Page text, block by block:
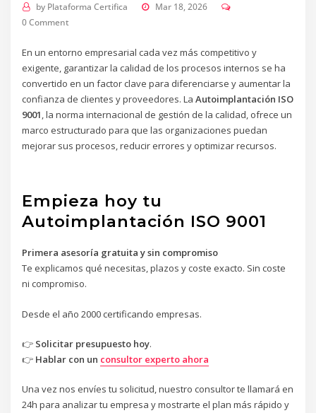
by Plataforma Certifica
Mar 18, 2026
0 Comment
En un entorno empresarial cada vez más competitivo y
exigente, garantizar la calidad de los procesos internos se ha
convertido en un factor clave para diferenciarse y aumentar la
confianza de clientes y proveedores. LaAutoimplantación ISO
9001, la norma internacional de gestión de la calidad, ofrece un
marco estructurado para que las organizaciones puedan
mejorar sus procesos, reducir errores y optimizar recursos.
Empieza hoy tu
Autoimplantación ISO 9001
Primera asesoría gratuita y sin compromiso
Te explicamos qué necesitas, plazos y coste exacto. Sin coste
ni compromiso.
Desde el año 2000 certificando empresas.
👉 Solicitar presupuesto hoy.
👉 Hablar con un consultor experto ahora
Una vez nos envíes tu solicitud, nuestro consultor te llamará en
24h para analizar tu empresa y mostrarte el plan más rápido y